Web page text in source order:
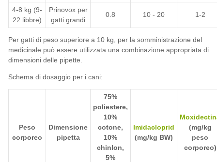
4-8 kg (9-
22 libbre)
Prinovox per
gatti grandi
0.8 10 - 20 1-2
Per gatti di peso superiore a 10 kg, per la somministrazione del
medicinale può essere utilizzata una combinazione appropriata di
dimensioni delle pipette.
Schema di dosaggio per i cani:
Peso
corporeo
Dimensione
pipetta
75%
poliestere,
10%
cotone,
10%
chinlon,
5%
Imidacloprid
(mg/kg BW)
(mg/kg
peso
corporeo)